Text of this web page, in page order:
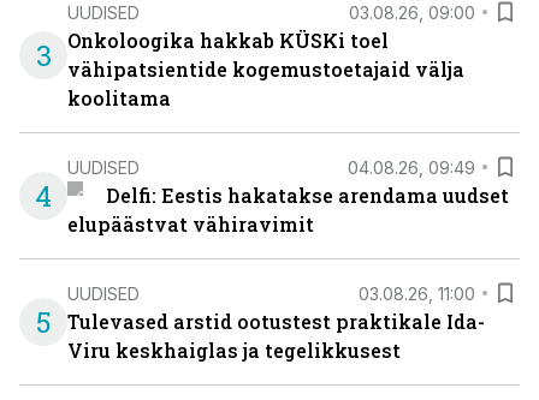
3
UUDISED 03.08.26, 09:00
Onkoloogika hakkab KÜSKi toel
vähipatsientide kogemustoetajaid välja
koolitama
4
UUDISED 04.08.26, 09:49
Delfi: Eestis hakatakse arendama uudset
elupäästvat vähiravimit
5
UUDISED 03.08.26, 11:00
Tulevased arstid ootustest praktikale Ida-
Viru keskhaiglas ja tegelikkusest